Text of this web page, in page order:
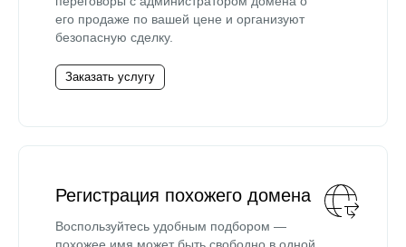
его продаже по вашей цене и организуют
безопасную сделку.
Заказать услугу
Регистрация похожего домена
Воспользуйтесь удобным подбором —